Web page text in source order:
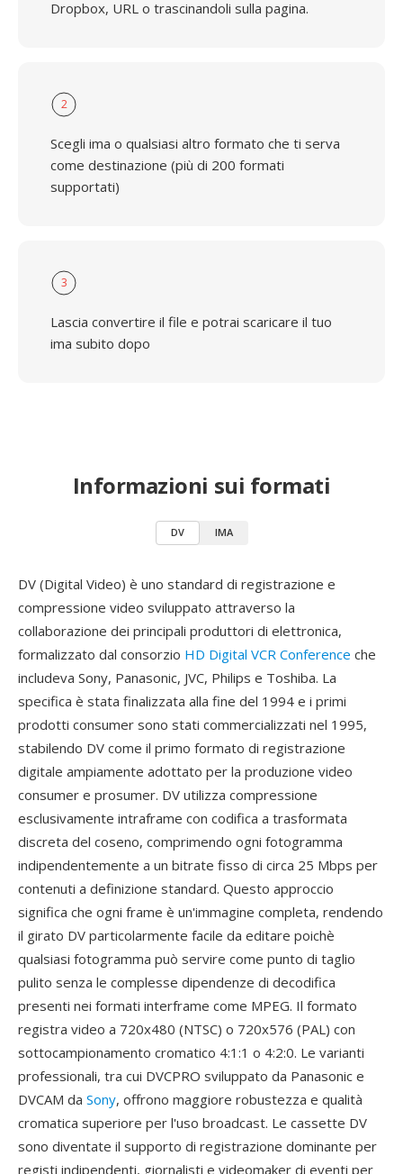
Dropbox, URL o trascinandoli sulla pagina.
2
Scegli ima o qualsiasi altro formato che ti serva
come destinazione (più di 200 formati
supportati)
3
Lascia convertire il file e potrai scaricare il tuo
ima subito dopo
Informazioni sui formati
DV IMA
DV (Digital Video) è uno standard di registrazione e
compressione video sviluppato attraverso la
collaborazione dei principali produttori di elettronica,
formalizzato dal consorzio HD Digital VCR Conference che
includeva Sony, Panasonic, JVC, Philips e Toshiba. La
specifica è stata finalizzata alla fine del 1994 e i primi
prodotti consumer sono stati commercializzati nel 1995,
stabilendo DV come il primo formato di registrazione
digitale ampiamente adottato per la produzione video
consumer e prosumer. DV utilizza compressione
esclusivamente intraframe con codifica a trasformata
discreta del coseno, comprimendo ogni fotogramma
indipendentemente a un bitrate fisso di circa 25 Mbps per
contenuti a definizione standard. Questo approccio
significa che ogni frame è un'immagine completa, rendendo
il girato DV particolarmente facile da editare poichè
qualsiasi fotogramma può servire come punto di taglio
pulito senza le complesse dipendenze di decodifica
presenti nei formati interframe come MPEG. Il formato
registra video a 720x480 (NTSC) o 720x576 (PAL) con
sottocampionamento cromatico 4:1:1 o 4:2:0. Le varianti
professionali, tra cui DVCPRO sviluppato da Panasonic e
DVCAM da Sony, offrono maggiore robustezza e qualità
cromatica superiore per l'uso broadcast. Le cassette DV
sono diventate il supporto di registrazione dominante per
registi indipendenti, giornalisti e videomaker di eventi per